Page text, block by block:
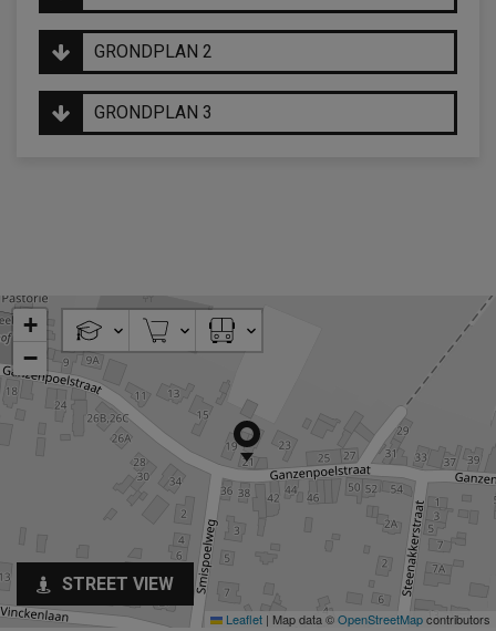
GRONDPLAN 2
GRONDPLAN 3
+
−
Leaflet | Map data ©OpenStreetMapcontributors
STREET VIEW